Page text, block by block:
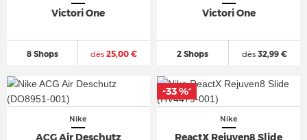
Victori One
8 Shops dès 25,00 €
Victori One
2 Shops dès32,99 €
Nike
ACG Air Deschutz
Nike
ReactX Rejuven8 Slide
-33 %*